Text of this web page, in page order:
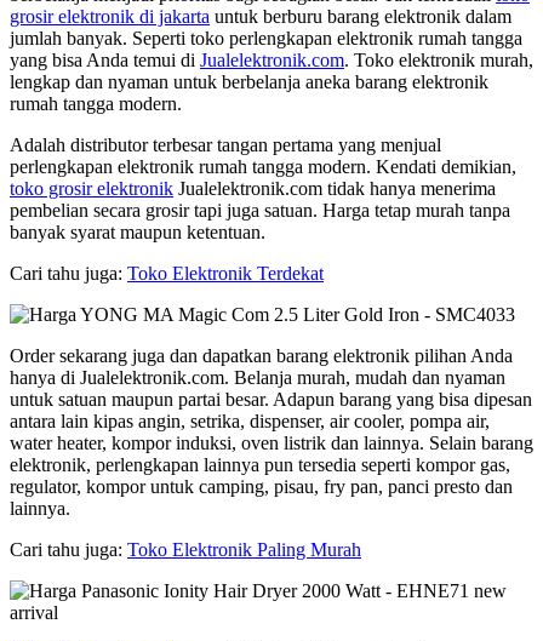
grosir elektronik di jakarta untuk berburu barang elektronik dalam
jumlah banyak. Seperti toko perlengkapan elektronik rumah tangga
yang bisa Anda temui di Jualelektronik.com. Toko elektronik murah,
lengkap dan nyaman untuk berbelanja aneka barang elektronik
rumah tangga modern.
Adalah distributor terbesar tangan pertama yang menjual
perlengkapan elektronik rumah tangga modern. Kendati demikian,
toko grosir elektronik Jualelektronik.com tidak hanya menerima
pembelian secara grosir tapi juga satuan. Harga tetap murah tanpa
banyak syarat maupun ketentuan.
Cari tahu juga: Toko Elektronik Terdekat
Order sekarang juga dan dapatkan barang elektronik pilihan Anda
hanya di Jualelektronik.com. Belanja murah, mudah dan nyaman
untuk satuan maupun partai besar. Adapun barang yang bisa dipesan
antara lain kipas angin, setrika, dispenser, air cooler, pompa air,
water heater, kompor induksi, oven listrik dan lainnya. Selain barang
elektronik, perlengkapan lainnya pun tersedia seperti kompor gas,
regulator, kompor untuk camping, pisau, fry pan, panci presto dan
lainnya.
Cari tahu juga: Toko Elektronik Paling Murah